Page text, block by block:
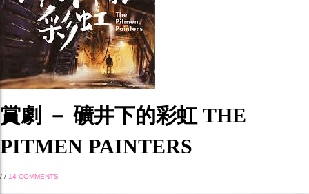
賞劇 － 礦井下的彩虹 THE
PITMEN PAINTERS
/ / 14 COMMENTS